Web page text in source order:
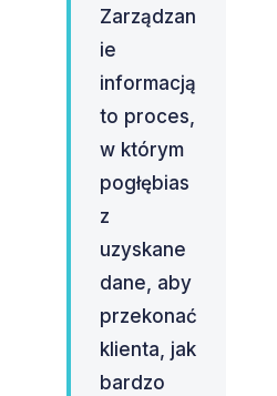
Zarządzan
ie
informacją
to proces,
w którym
pogłębias
z
uzyskane
dane, aby
przekonać
klienta, jak
bardzo